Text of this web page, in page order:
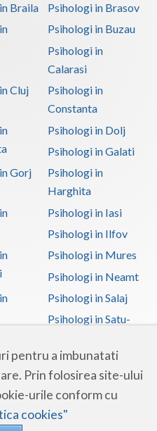
pentru a imbunatati
Prin folosirea site-ului
urile conform cu
cookies"
Braila
Psihologi in Brasov
Psihologi in Buzau
Psihologi in
Calarasi
Cluj
Psihologi in
Constanta
Psihologi in Dolj
Psihologi in Galati
Gorj
Psihologi in
Harghita
Psihologi in Iasi
Psihologi in Ilfov
Psihologi in Mures
Psihologi in Neamt
Psihologi in Salaj
Psihologi in Satu-
Psihologi in
Teleorman
Tulcea Psihologi in Valcea